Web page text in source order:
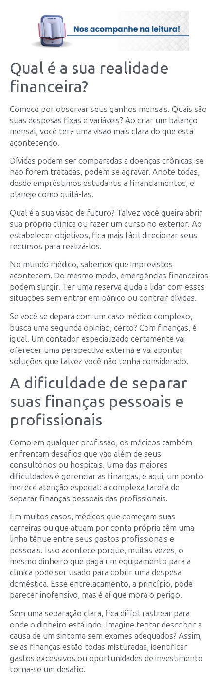
Qual é a sua realidade
financeira?
Comece por observar seus ganhos mensais. Quais são
suas despesas fixas e variáveis? Ao criar um balanço
mensal, você terá uma visão mais clara do que está
acontecendo.
Dívidas podem ser comparadas a doenças crônicas; se
não forem tratadas, podem se agravar. Anote todas,
desde empréstimos estudantis a financiamentos, e
planeje como quitá-las.
Qual é a sua visão de futuro? Talvez você queira abrir
sua própria clínica ou fazer um curso no exterior. Ao
estabelecer objetivos, fica mais fácil direcionar seus
recursos para realizá-los.
No mundo médico, sabemos que imprevistos
acontecem. Do mesmo modo, emergências financeiras
podem surgir. Ter uma reserva ajuda a lidar com essas
situações sem entrar em pânico ou contrair dívidas.
Se você se depara com um caso médico complexo,
busca uma segunda opinião, certo? Com finanças, é
igual. Um contador especializado certamente vai
oferecer uma perspectiva externa e vai apontar
soluções que talvez você não tenha considerado.
A dificuldade de separar
suas finanças pessoais e
profissionais
Como em qualquer profissão, os médicos também
enfrentam desafios que vão além de seus
consultórios ou hospitais. Uma das maiores
dificuldades é gerenciar as finanças, e aqui, um ponto
merece atenção especial: a complexa tarefa de
separar finanças pessoais das profissionais.
Em muitos casos, médicos que começam suas
carreiras ou que atuam por conta própria têm uma
linha tênue entre seus gastos profissionais e
pessoais. Isso acontece porque, muitas vezes, o
mesmo dinheiro que paga um equipamento para a
clínica pode ser usado para cobrir uma despesa
doméstica. Esse entrelaçamento, a princípio, pode
parecer inofensivo, mas é aí que mora o perigo.
Sem uma separação clara, fica difícil rastrear para
onde o dinheiro está indo. Imagine tentar descobrir a
causa de um sintoma sem exames adequados? Assim,
se as finanças estão todas misturadas, identificar
gastos excessivos ou oportunidades de investimento
torna-se um desafio.